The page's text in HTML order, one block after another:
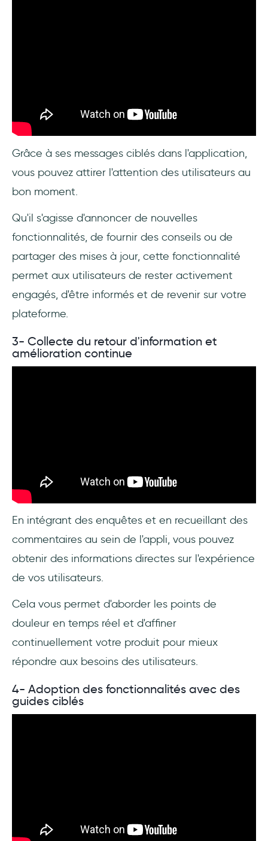
Grâce à ses messages ciblés dans l'application,
vous pouvez attirer l'attention des utilisateurs au
bon moment.
Qu'il s'agisse d'annoncer de nouvelles
fonctionnalités, de fournir des conseils ou de
partager des mises à jour, cette fonctionnalité
permet aux utilisateurs de rester activement
engagés, d'être informés et de revenir sur votre
plateforme.
3- Collecte du retour d'information et
amélioration continue
En intégrant des enquêtes et en recueillant des
commentaires au sein de l'appli, vous pouvez
obtenir des informations directes sur l'expérience
de vos utilisateurs.
Cela vous permet d'aborder les points de
douleur en temps réel et d'affiner
continuellement votre produit pour mieux
répondre aux besoins des utilisateurs.
4- Adoption des fonctionnalités avec des
guides ciblés